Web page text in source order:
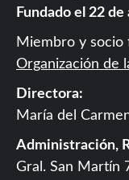
Fundado el 22
Miembro y socio
Organización de
Directora:
María del
Administración,
Gral. San Martín